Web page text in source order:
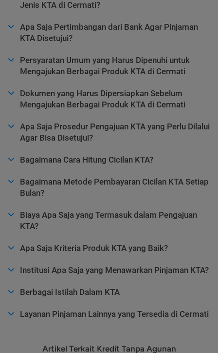
Jenis KTA di Cermati?
Apa Saja Pertimbangan dari Bank Agar Pinjaman
KTA Disetujui?
Persyaratan Umum yang Harus Dipenuhi untuk
Mengajukan Berbagai Produk KTA di Cermati
Dokumen yang Harus Dipersiapkan Sebelum
Mengajukan Berbagai Produk KTA di Cermati
Apa Saja Prosedur Pengajuan KTA yang Perlu Dilalui
Agar Bisa Disetujui?
Bagaimana Cara Hitung Cicilan KTA?
Bagaimana Metode Pembayaran Cicilan KTA Setiap
Bulan?
Biaya Apa Saja yang Termasuk dalam Pengajuan
KTA?
Apa Saja Kriteria Produk KTA yang Baik?
Institusi Apa Saja yang Menawarkan Pinjaman KTA?
Berbagai Istilah Dalam KTA
Layanan Pinjaman Lainnya yang Tersedia di Cermati
Artikel Terkait Kredit Tanpa Agunan